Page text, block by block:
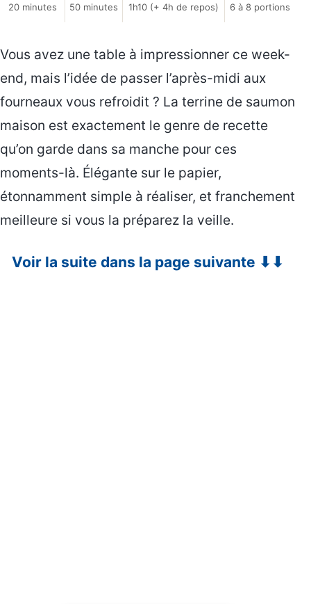
20 minutes 50 minutes 1h10 (+ 4h de repos) 6 à 8 portions
Vous avez une table à impressionner ce week-
end, mais l’idée de passer l’après-midi aux
fourneaux vous refroidit ? La terrine de saumon
maison est exactement le genre de recette
qu’on garde dans sa manche pour ces
moments-là. Élégante sur le papier,
étonnamment simple à réaliser, et franchement
meilleure si vous la préparez la veille.
Voir la suite dans la page suivante ⬇⬇